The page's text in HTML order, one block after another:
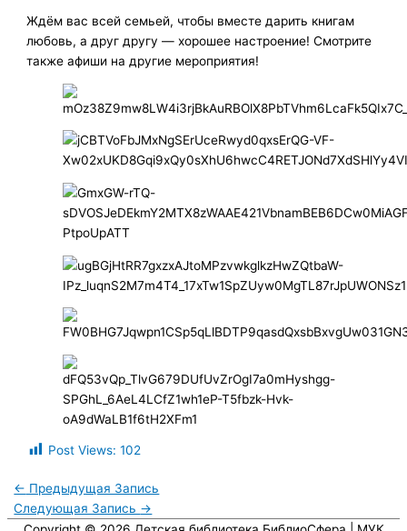
Ждём вас всей семьей, чтобы вместе дарить книгам
любовь, а друг другу — хорошее настроение! Смотрите
также афиши на другие мероприятия!
Post Views: 102
← Предыдущая Запись
Следующая Запись →